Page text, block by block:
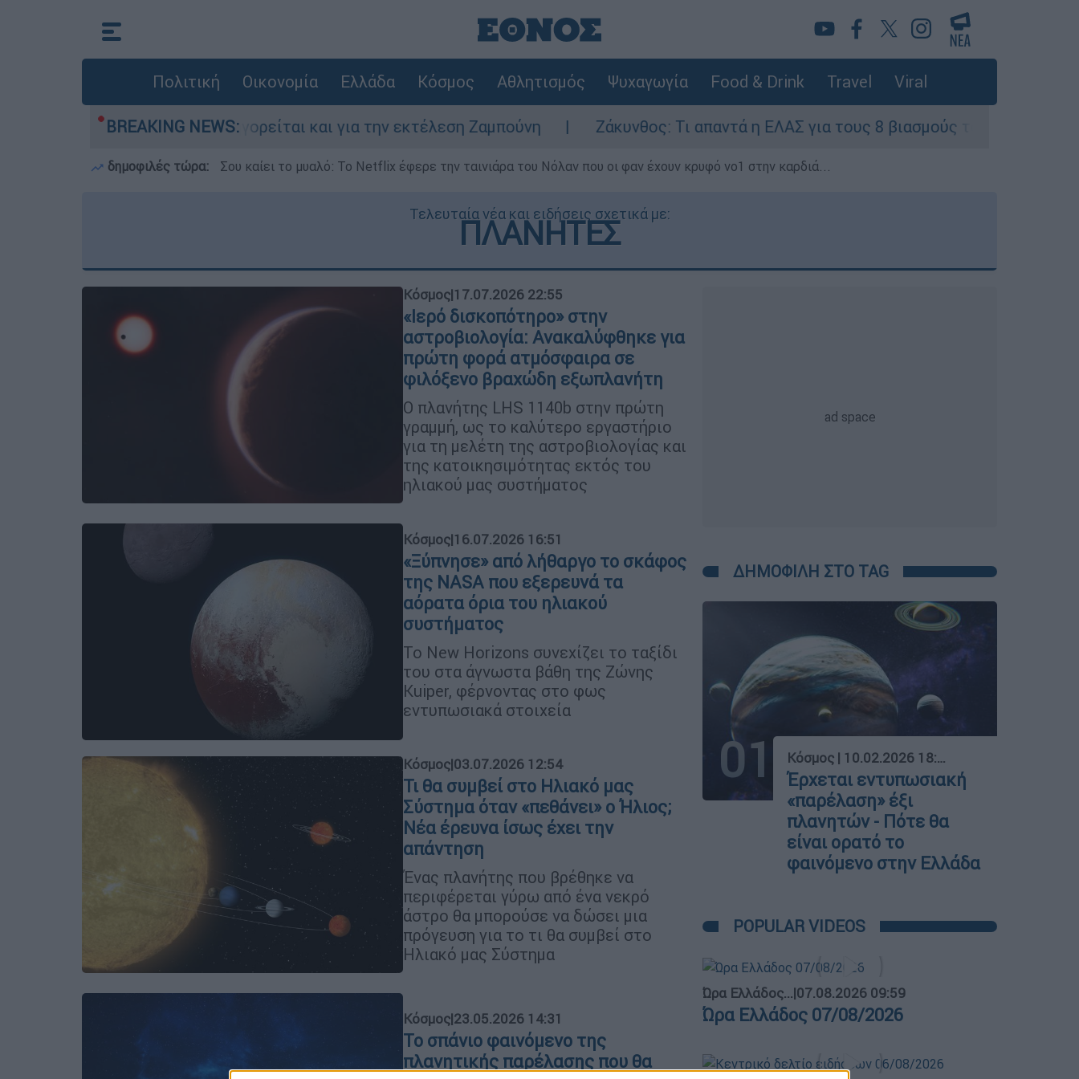
Πολιτική Οικονομία Ελλάδα Κόσμος Αθλητισμός Ψυχαγωγία Food & Drink Travel Viral
BREAKING NEWS:
Ελλάδα - Κατηγορείται και για την εκτέλεση Ζαμπούνη Ζάκυνθος: Τι απαντά η ΕΛΑΣ για τους 8 βιασμούς τουριστριών - «Μόνο 3
δημοφιλές τώρα: Σου καίει το μυαλό: Το Netflix έφερε την ταινιάρα του Νόλαν που οι φαν έχουν κρυφό νο1 στην καρδιά...
Τελευταία νέα και ειδήσεις σχετικά με:
ΠΛΑΝΗΤΕΣ
Κόσμος|17.07.2026 22:55
«Ιερό δισκοπότηρο» στην
αστροβιολογία: Ανακαλύφθηκε για
πρώτη φορά ατμόσφαιρα σε
φιλόξενο βραχώδη εξωπλανήτη
Ο πλανήτης LHS 1140b στην πρώτη
γραμμή, ως το καλύτερο εργαστήριο
για τη μελέτη της αστροβιολογίας και
της κατοικησιμότητας εκτός του
ηλιακού μας συστήματος
Κόσμος|16.07.2026 16:51
«Ξύπνησε» από λήθαργο το σκάφος
της NASA που εξερευνά τα
αόρατα όρια του ηλιακού
συστήματος
To New Horizons συνεχίζει το ταξίδι
του στα άγνωστα βάθη της Ζώνης
Kuiper, φέρνοντας στο φως
εντυπωσιακά στοιχεία
Κόσμος|03.07.2026 12:54
Τι θα συμβεί στο Ηλιακό μας
Σύστημα όταν «πεθάνει» ο Ήλιος;
Νέα έρευνα ίσως έχει την
απάντηση
Ένας πλανήτης που βρέθηκε να
περιφέρεται γύρω από ένα νεκρό
άστρο θα μπορούσε να δώσει μια
πρόγευση για το τι θα συμβεί στο
Ηλιακό μας Σύστημα
Κόσμος|23.05.2026 14:31
Το σπάνιο φαινόμενο της
πλανητικής παρέλασης που θα
ΔΗΜΟΦΙΛΗ ΣΤΟ TAG
01 Κόσμος | 10.02.2026 18:17
Έρχεται εντυπωσιακή
«παρέλαση» έξι
πλανητών - Πότε θα
είναι ορατό το
φαινόμενο στην Ελλάδα
POPULAR VIDEOS
Ώρα Ελλάδος...|07.08.2026 09:59
Ώρα Ελλάδος 07/08/2026